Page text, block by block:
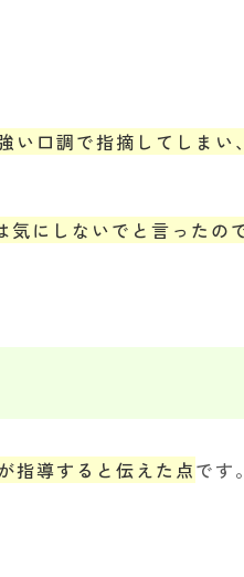
い口調で指摘してしまい
気にしないでと言ったの
指導すると伝えた点です